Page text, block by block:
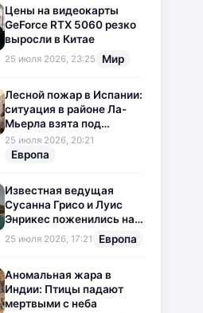
Цены на видеокарты
GeForce RTX 5060 резко
выросли в Китае
25 июля 2026, 23:25 Мир
Лесной пожар в Испании:
ситуация в районе Ла-
Мьерла взята под
контроль
25 июля 2026, 20:21
Европа
Известная ведущая
Сусанна Грисо и Луис
Энрикес поженились на
Коста-Браве
25 июля 2026, 17:21 Европа
Аномальная жара в
Индии: Птицы падают
мертвыми с неба